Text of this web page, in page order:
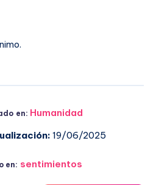
en: Humanidad
19/06/2025
en: sentimientos